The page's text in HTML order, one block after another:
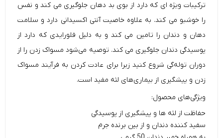
ترکیبات ویژه ای که دارد از بوی بد دهان جلوگیری می کند و نفس
را خوشبو می کند. به علاوه خاصیت آنتی اکسیدانی دارد و سلامت
دهان و دندان را تامین می کند و به دلیل فلورایدی که دارد از
پوسیدگی دندان جلوگیری می کند. توصیه می‌شود مسواک زدن را از
دوران توله‌گی شروع کنید زیرا برای عادت کردن به فرآیند مسواک
زدن و پیشگیری از بیماری‌های لثه مفید است.
ویژگی‌های محصول:
حفاظت از لثه ها و پیشگیری از پوسیدگی
سفید کننده دندان و از بین برنده جرم